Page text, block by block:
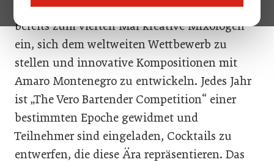
Italiens führender Premium-Kräuterlikör
bereits zum vierten Mal kreative Mixologen
ein, sich dem weltweiten Wettbewerb zu
stellen und innovative Kompositionen mit
Amaro Montenegro zu entwickeln. Jedes Jahr
ist „The Vero Bartender Competition“ einer
bestimmten Epoche gewidmet und
Teilnehmer sind eingeladen, Cocktails zu
entwerfen, die diese Ära repräsentieren. Das